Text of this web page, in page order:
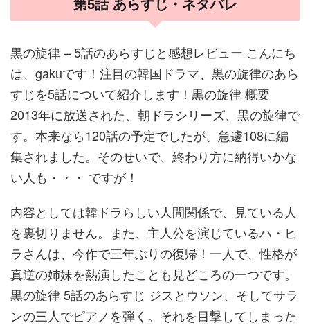
第5話 あらすじ・ネタバレ
黒の旋律 – 5話のあらすじと感想レビュー こんにち
は、gakuです！注目の韓国ドラマ、黒の旋律のあら
すじを5話について紹介します！黒の旋律 概要
2013年に放送された、朝ドラシリーズ、黒の旋律で
す。本来なら120話の予定でしたが、急遽108に編
集されました。そのせいで、終わり方に納得いかな
い人も・・・ ですが！
内容としては韓ドラらしい人間関係で、見ている人
を裏切りません。また、主人公を演じているハ・ヒ
ラさんは、今作で三年ぶりの復帰！一人で、性格が
真逆の姉妹を熱演したことも見どころの一つです。
黒の旋律 5話のあらすじ ジスとウソン、そしてサラ
ンの三人でピアノを弾く。それを目撃してしまった